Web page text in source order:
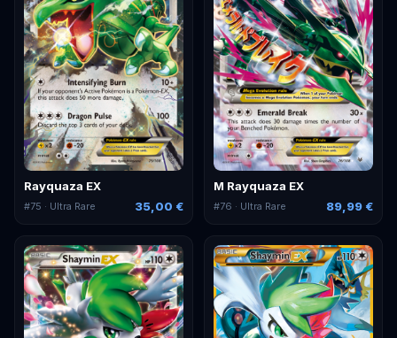
Rayquaza EX
#75 · Ultra Rare 35,00 €
M Rayquaza EX
#76 · Ultra Rare 89,99 €